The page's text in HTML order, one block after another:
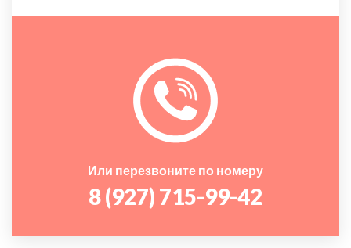
Или перезвоните по номеру
8 (927) 715-99-42